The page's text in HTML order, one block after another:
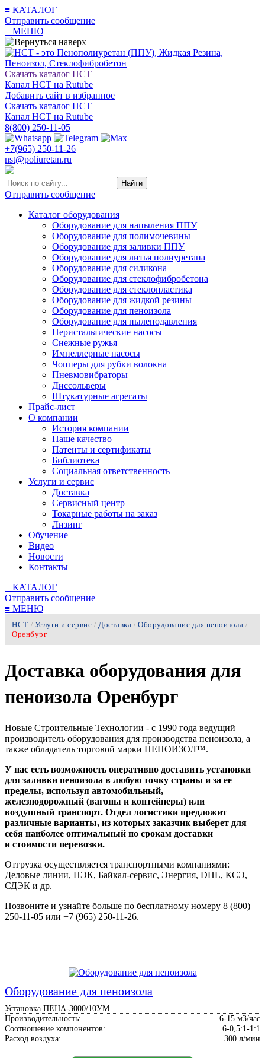
≡ КАТАЛОГ
Отправить сообщение
≡ МЕНЮ
Скачать каталог НСТ
Канал НСТ на Rutube
Добавить сайт в избранное
Скачать каталог НСТ
Канал НСТ на Rutube
8(800) 250-11-05
+7(965) 250-11-26
nst@poliuretan.ru
Найти
Отправить сообщение
Каталог оборудования
Оборудование для напыления ППУ
Оборудование для полимочевины
Оборудование для заливки ППУ
Оборудование для литья полиуретана
Оборудование для силикона
Оборудование для стеклофибробетона
Оборудование для стеклопластика
Оборудование для жидкой резины
Оборудование для пеноизола
Оборудование для пылеподавления
Перистальтические насосы
Снежные ружья
Импеллерные насосы
Чопперы для рубки волокна
Пневмовибраторы
Диссольверы
Штукатурные агрегаты
Прайс-лист
О компании
История компании
Наше качество
Патенты и сертификаты
Библиотека
Социальная ответственность
Услуги и сервис
Доставка
Сервисный центр
Токарные работы на заказ
Лизинг
Обучение
Видео
Новости
Контакты
≡ КАТАЛОГ
Отправить сообщение
≡ МЕНЮ
НСТ / Услуги и сервис / Доставка / Оборудование для пеноизола /
Оренбург
Доставка оборудования для
пеноизола Оренбург
Новые Строительные Технологии - c 1990 года ведущий
производитель оборудования для производства пеноизола, а
также обладатель торговой марки ПЕНОИЗОЛ™.
У нас есть возможность оперативно доставить установки
для заливки пеноизола в любую точку страны и за ее
пределы, используя автомобильный,
железнодорожный (вагоны и контейнеры) или
воздушный транспорт. Отдел логистики предложит
различные варианты, из которых заказчик выберет для
себя наиболее оптимальный по срокам доставки
и стоимости перевозки.
Отгрузка осуществляется транспортными компаниями:
Деловые линии, ПЭК, Байкал-сервис, Энергия, DHL, КСЭ,
СДЭК и др.
Позвоните и узнайте больше по бесплатному номеру 8 (800)
250-11-05 или +7 (965) 250-11-26.
Оборудование для пеноизола
Установка ПЕНА-3000/10УМ
Производительность:
6-15 м3/час
Соотношение компонентов:
6-0,5:1-1:1
Расход воздуха:
300 л/мин